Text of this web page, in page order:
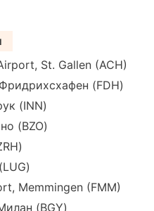
St. Gallen (ACH)
(FDH)
(INN)
(BZO)
Memmingen (FMM)
(BGY)